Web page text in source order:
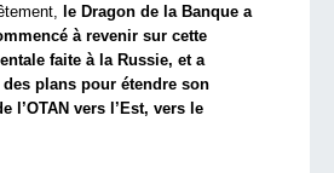
le Dragon de la Banque a
à revenir sur cette
faite à la Russie, et a
plans pour étendre son
l’OTAN vers l’Est, vers le